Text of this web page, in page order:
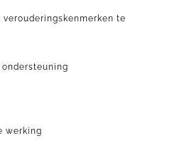
te
werking